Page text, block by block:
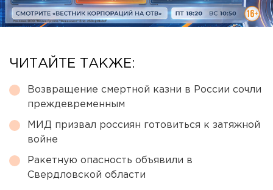
ЧИТАЙТЕ ТАКЖЕ:
Возвращение смертной казни в России сочли
преждевременным
МИД призвал россиян готовиться к затяжной
войне
Ракетную опасность объявили в
Свердловской области